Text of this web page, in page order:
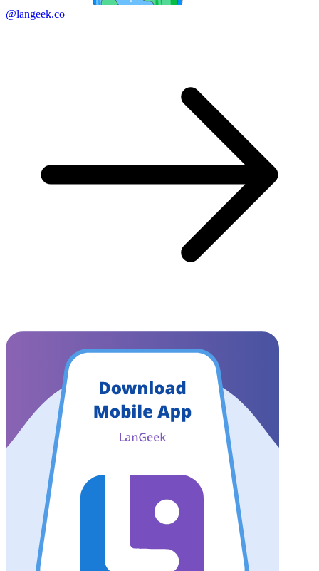
@langeek.co